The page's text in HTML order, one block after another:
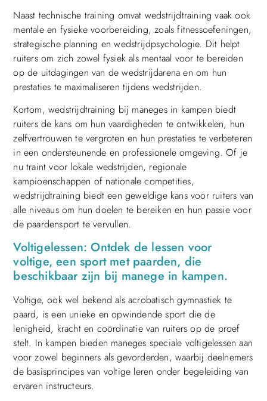
Naast technische training omvat wedstrijdtraining vaak ook
mentale en fysieke voorbereiding, zoals fitnessoefeningen,
strategische planning en wedstrijdpsychologie. Dit helpt
ruiters om zich zowel fysiek als mentaal voor te bereiden
op de uitdagingen van de wedstrijdarena en om hun
prestaties te maximaliseren tijdens wedstrijden.
Kortom, wedstrijdtraining bij maneges in kampen biedt
ruiters de kans om hun vaardigheden te ontwikkelen, hun
zelfvertrouwen te vergroten en hun prestaties te verbeteren
in een ondersteunende en professionele omgeving. Of je
nu traint voor lokale wedstrijden, regionale
kampioenschappen of nationale competities,
wedstrijdtraining biedt een geweldige kans voor ruiters van
alle niveaus om hun doelen te bereiken en hun passie voor
de paardensport te vervullen.
Voltigelessen: Ontdek de lessen voor
voltige, een sport met paarden, die
beschikbaar zijn bij manege in kampen.
Voltige, ook wel bekend als acrobatisch gymnastiek te
paard, is een unieke en opwindende sport die de
lenigheid, kracht en coördinatie van ruiters op de proef
stelt. In kampen bieden maneges speciale voltigelessen aan
voor zowel beginners als gevorderden, waarbij deelnemers
de basisprincipes van voltige leren onder begeleiding van
ervaren instructeurs.